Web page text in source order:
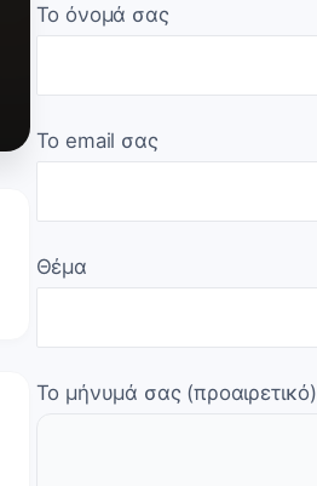
Το όνομά σας
Το email σας
Θέμα
Το μήνυμά σας (προαιρετικό)